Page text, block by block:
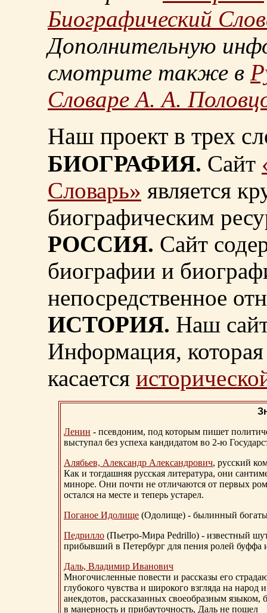
Биографический
Дополнительную
смотрите также в
Словаре А. А.
Наш проект в трех
БИОГРАФИЯ. Сайт
Словарь» является
биографическим
РОССИЯ. Сайт
биографии и
непосредственное
ИСТОРИЯ. Наш
Информация, которая
касается
Ленин - псевдоним, под которым пишет
выступал без успеха кандидатом во 2-ю
Алябьев, Александр Александрович, русский
Как и тогдашняя русская литература, они
миноре. Они почти не отличаются от первых
остался на месте и теперь устарел.
Поганое Идолище (Одолище) - былинный
Педрилло (Пьетро-Мира Pedrillo) - известный
прибывший в Петербург для пения ролей буффа
Даль, Владимир Иванович
Многочисленные повести и рассказы его
глубокого чувства и широкого взгляда на
анекдотов, рассказанных своеобразным
в манерность и прибауточность, Даль не пошел